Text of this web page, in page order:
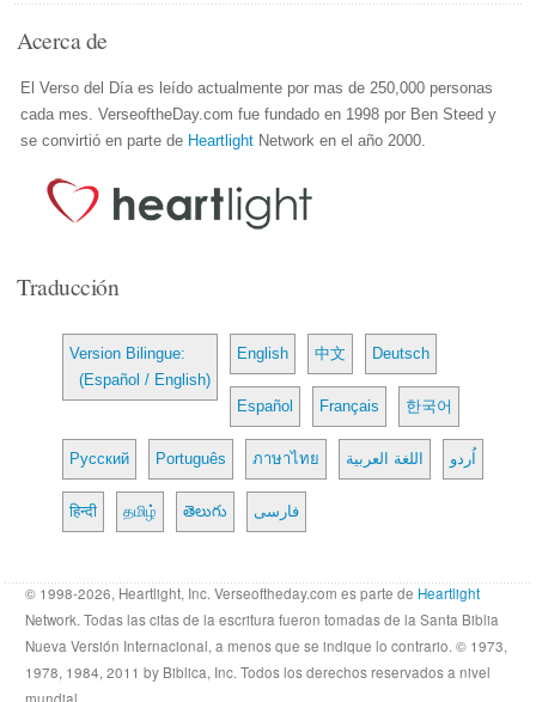
Acerca de
El Verso del Día es leído actualmente por mas de 250,000 personas
cada mes. VerseoftheDay.com fue fundado en 1998 por Ben Steed y
se convirtió en parte de Heartlight Network en el año 2000.
Traducción
Version Bilingue:
(Español / English)
English 中文 Deutsch
Español Français 한국어
Русский Português ภาษาไทย اللغة العربية اُردو
हिन्दी தமிழ் తెలుగు فارسی
© 1998-2026, Heartlight, Inc. Verseoftheday.com es parte de Heartlight
Network. Todas las citas de la escritura fueron tomadas de la Santa Biblia
Nueva Versión Internacional, a menos que se indique lo contrario. © 1973,
1978, 1984, 2011 by Biblica, Inc. Todos los derechos reservados a nivel